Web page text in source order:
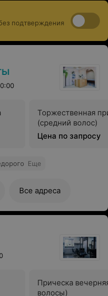
подтверждения
Торжественная
(средний волос)
Цена по запросу
Еще
Все адреса
Прическа
волосы)